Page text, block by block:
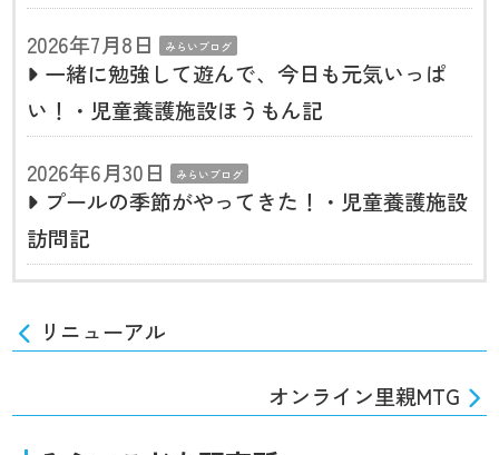
2026年7月8日
みらいブログ
一緒に勉強して遊んで、今日も元気いっぱ
い！・児童養護施設ほうもん記
2026年6月30日
みらいブログ
プールの季節がやってきた！・児童養護施設
訪問記
リニューアル
オンライン里親MTG